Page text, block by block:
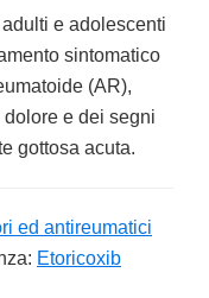
e adolescenti
sintomatico
(AR),
e dei segni
gottosa acuta.
ed antireumatici
Etoricoxib